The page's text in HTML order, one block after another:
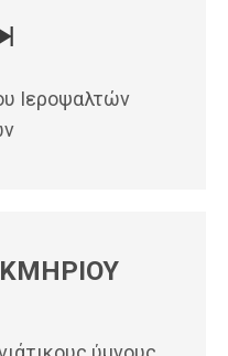
Ιεροψαλτών